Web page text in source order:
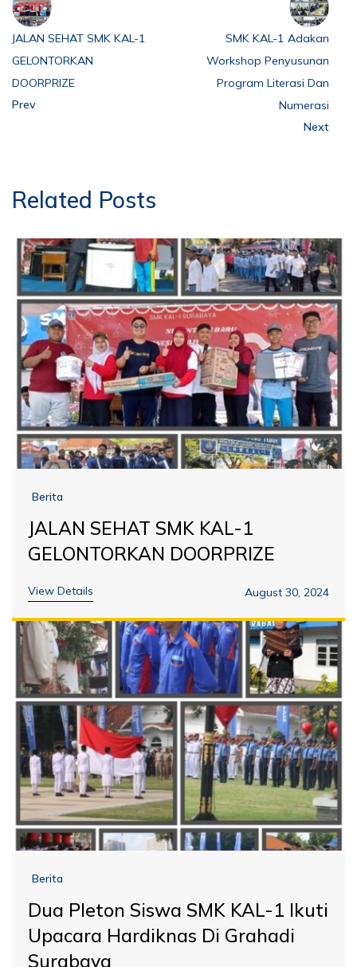
JALAN SEHAT SMK KAL-1
GELONTORKAN
DOORPRIZE
Prev
SMK KAL-1 Adakan
Workshop Penyusunan
Program Literasi Dan
Numerasi
Next
Related Posts
Berita
JALAN SEHAT SMK KAL-1
GELONTORKAN DOORPRIZE
View Details August 30, 2024
Berita
Dua Pleton Siswa SMK KAL-1 Ikuti
Upacara Hardiknas Di Grahadi
Surabaya